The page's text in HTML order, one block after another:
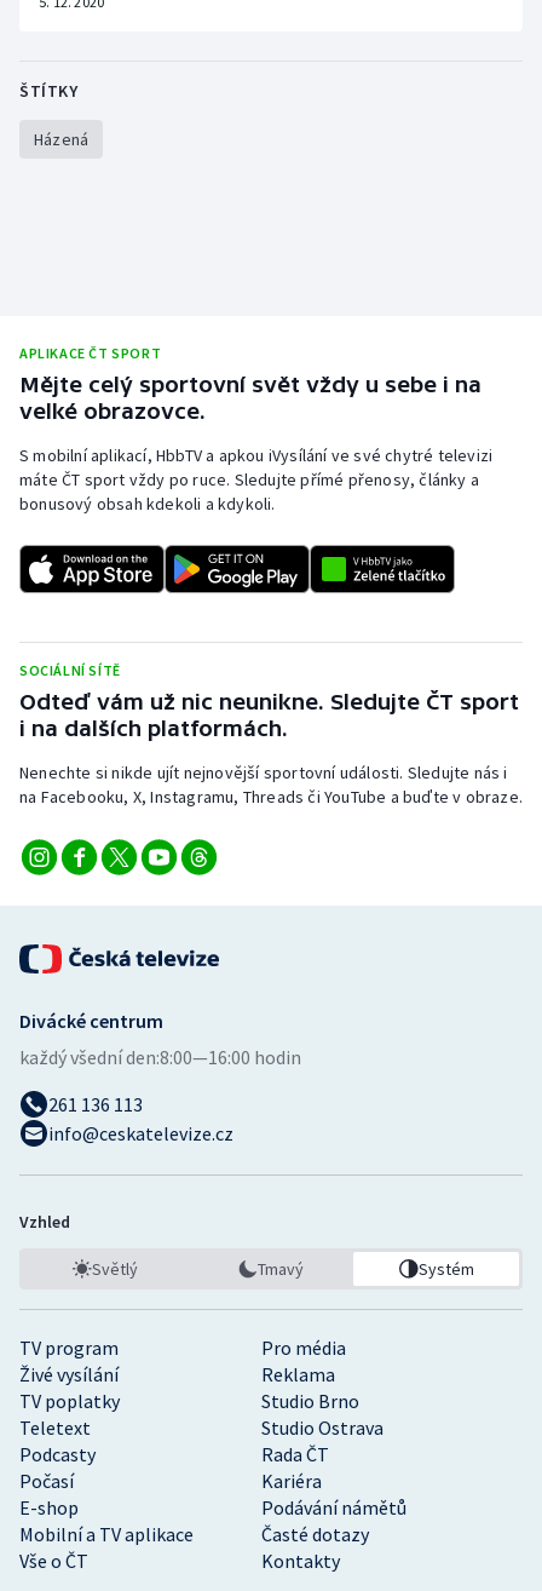
ŠTÍTKY
Házená
APLIKACE ČT SPORT
Mějte celý sportovní svět vždy u sebe i na
velké obrazovce.
S mobilní aplikací, HbbTV a apkou iVysílání ve své chytré televizi
máte ČT sport vždy po ruce. Sledujte přímé přenosy, články a
bonusový obsah kdekoli a kdykoli.
SOCIÁLNÍ SÍTĚ
Odteď vám už nic neunikne. Sledujte ČT sport
i na dalších platformách.
Nenechte si nikde ujít nejnovější sportovní události. Sledujte nás i
na Facebooku, X, Instagramu, Threads či YouTube a buďte v obraze.
TV program
Pro média
Živé vysílání
Reklama
TV poplatky
Studio Brno
Teletext
Studio Ostrava
Podcasty
Rada ČT
Počasí
Kariéra
E-shop
Podávání námětů
Mobilní a TV aplikace
Časté dotazy
Vše o ČT
Kontakty
Divácké centrum
každý všední den:8:00—16:00 hodin
261 136 113
info@ceskatelevize.cz
Vzhled
Světlý Tmavý Systém